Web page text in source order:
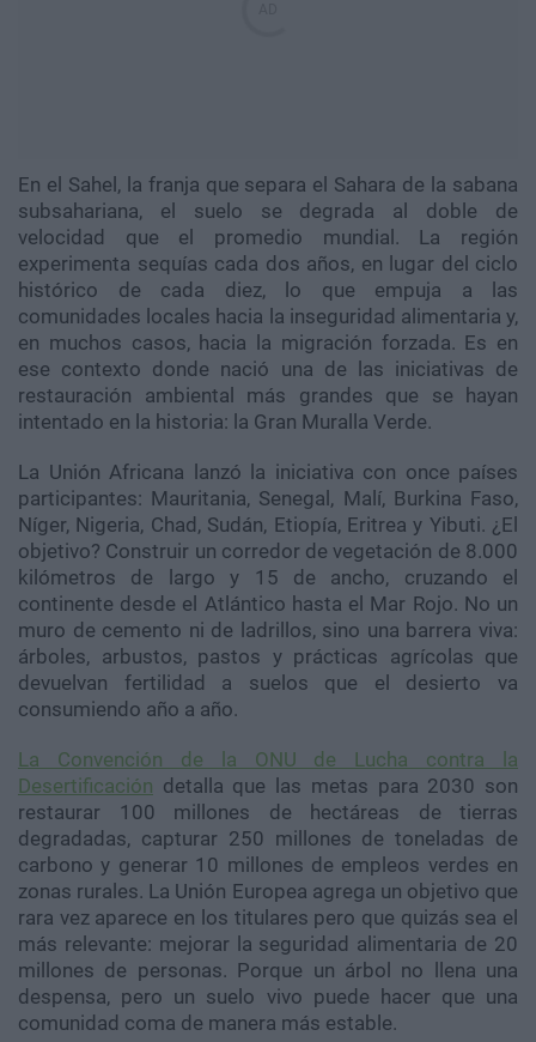
En el Sahel, la franja que separa el Sahara de la sabana
subsahariana, el suelo se degrada al doble de
velocidad que el promedio mundial. La región
experimenta sequías cada dos años, en lugar del ciclo
histórico de cada diez, lo que empuja a las
comunidades locales hacia la inseguridad alimentaria y,
en muchos casos, hacia la migración forzada. Es en
ese contexto donde nació una de las iniciativas de
restauración ambiental más grandes que se hayan
intentado en la historia: la Gran Muralla Verde.
La Unión Africana lanzó la iniciativa con once países
participantes: Mauritania, Senegal, Malí, Burkina Faso,
Níger, Nigeria, Chad, Sudán, Etiopía, Eritrea y Yibuti. ¿El
objetivo? Construir un corredor de vegetación de 8.000
kilómetros de largo y 15 de ancho, cruzando el
continente desde el Atlántico hasta el Mar Rojo. No un
muro de cemento ni de ladrillos, sino una barrera viva:
árboles, arbustos, pastos y prácticas agrícolas que
devuelvan fertilidad a suelos que el desierto va
consumiendo año a año.
La Convención de la ONU de Lucha contra la
Desertificación detalla que las metas para 2030 son
restaurar 100 millones de hectáreas de tierras
degradadas, capturar 250 millones de toneladas de
carbono y generar 10 millones de empleos verdes en
zonas rurales. La Unión Europea agrega un objetivo que
rara vez aparece en los titulares pero que quizás sea el
más relevante: mejorar la seguridad alimentaria de 20
millones de personas. Porque un árbol no llena una
despensa, pero un suelo vivo puede hacer que una
comunidad coma de manera más estable.